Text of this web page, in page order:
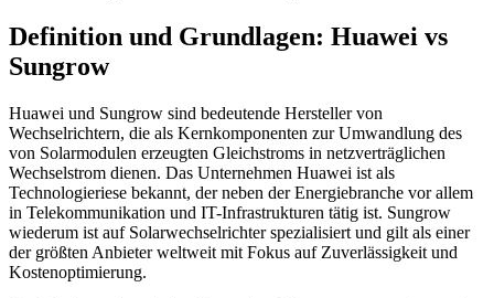
Definition und Grundlagen: Huawei vs
Sungrow
Huawei und Sungrow sind bedeutende Hersteller von
Wechselrichtern, die als Kernkomponenten zur Umwandlung des
von Solarmodulen erzeugten Gleichstroms in netzverträglichen
Wechselstrom dienen. Das Unternehmen Huawei ist als
Technologieriese bekannt, der neben der Energiebranche vor allem
in Telekommunikation und IT-Infrastrukturen tätig ist. Sungrow
wiederum ist auf Solarwechselrichter spezialisiert und gilt als einer
der größten Anbieter weltweit mit Fokus auf Zuverlässigkeit und
Kostenoptimierung.